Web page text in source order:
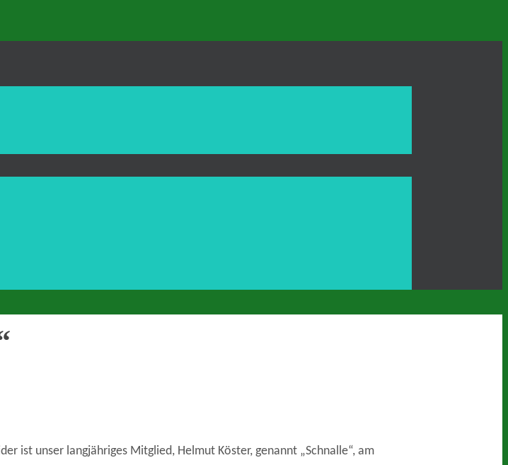
ist unser langjähriges Mitglied, Helmut Köster, genannt „Schnalle“, am